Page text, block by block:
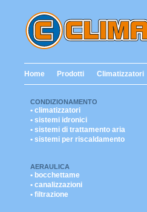
Home Prodotti Climatizzatori
CONDIZIONAMENTO
• climatizzatori
• sistemi idronici
• sistemi di trattamento aria
• sistemi per riscaldamento
AERAULICA
• bocchettame
• canalizzazioni
• filtrazione